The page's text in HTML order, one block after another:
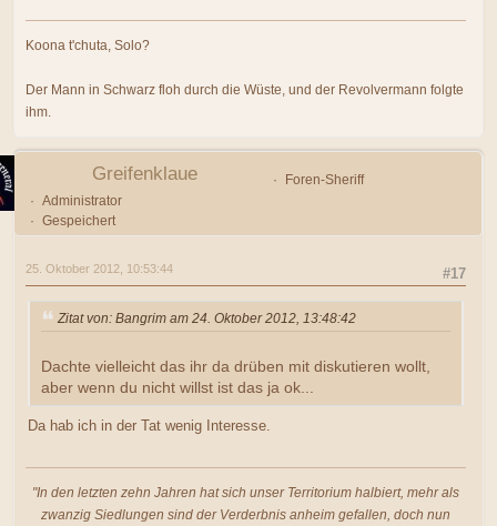
Koona t'chuta, Solo?
Der Mann in Schwarz floh durch die Wüste, und der Revolvermann folgte
ihm.
Greifenklaue
Foren-Sheriff
Administrator
Gespeichert
#17
25. Oktober 2012, 10:53:44
Zitat von: Bangrim am 24. Oktober 2012, 13:48:42
Dachte vielleicht das ihr da drüben mit diskutieren wollt,
aber wenn du nicht willst ist das ja ok...
Da hab ich in der Tat wenig Interesse.
"In den letzten zehn Jahren hat sich unser Territorium halbiert, mehr als
zwanzig Siedlungen sind der Verderbnis anheim gefallen, doch nun